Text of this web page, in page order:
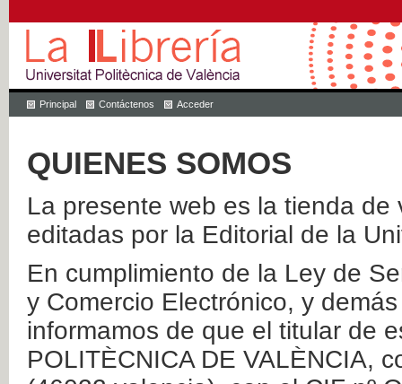
Principal Contáctenos Acceder
QUIENES SOMOS
La presente web es la tienda
editadas por la Editorial de la
En cumplimiento de la Ley de
y Comercio Electrónico, y
informamos de que el titular de
POLITÈCNICA DE VALÈNCIA,